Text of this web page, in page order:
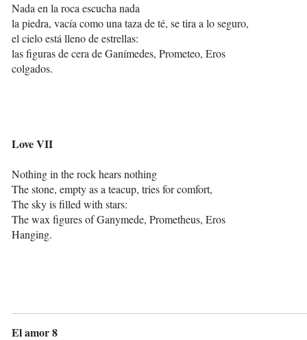
Nada en la roca escucha nada
la piedra, vacía como una taza de té, se tira a lo seguro,
el cielo está lleno de estrellas:
las figuras de cera de Ganímedes, Prometeo, Eros
colgados.
Love VII
Nothing in the rock hears nothing
The stone, empty as a teacup, tries for comfort,
The sky is filled with stars:
The wax figures of Ganymede, Prometheus, Eros
Hanging.
El amor 8